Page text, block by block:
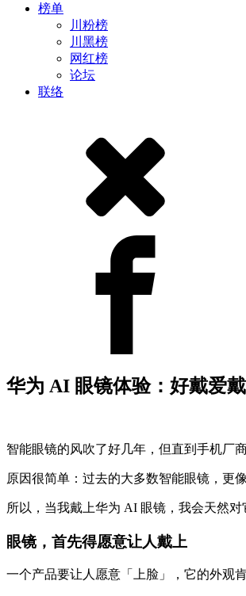
榜单
川粉榜
川黑榜
网红榜
论坛
联络
华为 AI 眼镜体验：好戴爱
智能眼镜的风吹了好几年，但直到手机厂
原因很简单：过去的大多数智能眼镜，更
所以，当我戴上华为 AI 眼镜，我会天然
眼镜，首先得愿意让人戴上
一个产品要让人愿意「上脸」，它的外观